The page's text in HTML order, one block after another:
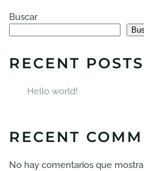
Buscar
RECENT POSTS
Hello world!
RECENT
No hay comentarios que